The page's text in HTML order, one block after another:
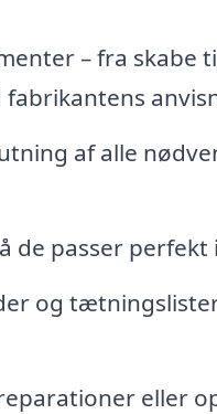
– fra skabe
af alle
de passer
og
eller